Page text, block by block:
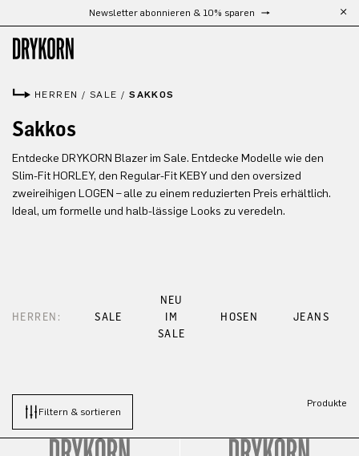
Zum Hauptinhalt springenNewsletter abonnieren & 10% sparen
HERREN / SALE /SAKKOS
Sakkos
Entdecke DRYKORN Blazer im Sale. Entdecke Modelle wie den
Slim-Fit HORLEY, den Regular-Fit KEBY und den oversized
zweireihigen LOGEN – alle zu einem reduzierten Preis erhältlich.
Ideal, um formelle und halb-lässige Looks zu veredeln.
HERREN: SALE
NEU
IM
SALE
HOSEN JEANS
Filtern & sortieren
Produkte